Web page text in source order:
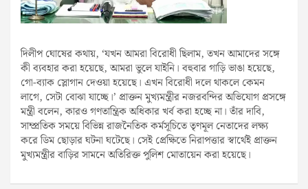
দিলীপ ঘোষের কথায়, ‘যখন আমরা বিরোধী ছিলাম, তখন আমাদের সঙ্গে
কী ব্যবহার করা হয়েছে, আমরা ভুলে যাইনি। বহুবার গাড়ি ভাঙা হয়েছে,
গো-ব্যাক স্লোগান দেওয়া হয়েছে। এখন বিরোধী দলে থাকলে কেমন
লাগে, সেটা বোঝা যাচ্ছে।’ প্রাক্তন মুখ্যমন্ত্রীর নজরবন্দির অভিযোগ প্রসঙ্গে
মন্ত্রী বলেন, কারও গণতান্ত্রিক অধিকার খর্ব করা হচ্ছে না। তাঁর দাবি,
সাম্প্রতিক সময়ে বিভিন্ন রাজনৈতিক কর্মসূচিতে তৃণমূল নেতাদের লক্ষ্য
করে ডিম ছোড়ার ঘটনা ঘটেছে। সেই প্রেক্ষিতে নিরাপত্তার স্বার্থেই প্রাক্তন
মুখ্যমন্ত্রীর বাড়ির সামনে অতিরিক্ত পুলিশ মোতায়েন করা হয়েছে।